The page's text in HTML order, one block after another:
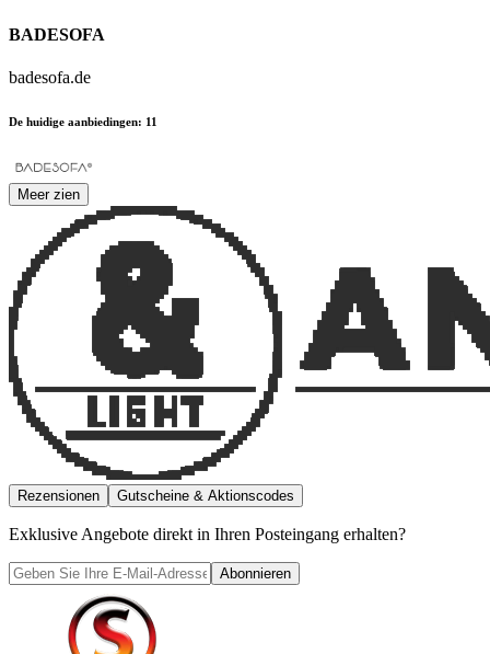
BADESOFA
badesofa.de
De huidige aanbiedingen: 11
Meer zien
Rezensionen Gutscheine & Aktionscodes
Exklusive Angebote direkt in Ihren Posteingang erhalten?
Abonnieren